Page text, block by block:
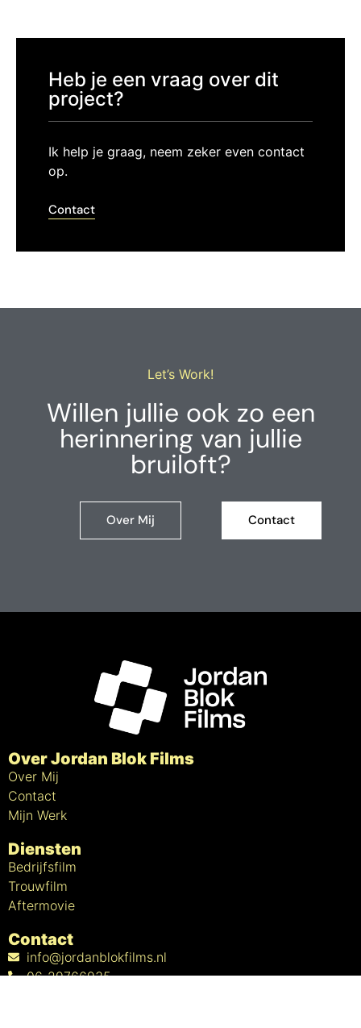
Heb je een vraag over dit
project?
Ik help je graag, neem zeker even contact
op.
Contact
Let’s Work!
Willen jullie ook zo een
herinnering van jullie
bruiloft?
Over Mij Contact
Over Jordan Blok Films
Over Mij
Contact
Mijn Werk
Diensten
Bedrijfsfilm
Trouwfilm
Aftermovie
Contact
info@jordanblokfilms.nl
06-29766935